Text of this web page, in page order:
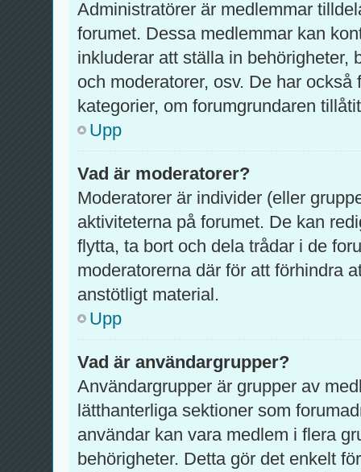
Administratörer är medlemmar
forumet. Dessa medlemmar kan
inkluderar att ställa in behörigheter,
och moderatorer, osv. De har
kategorier, om forumgrundaren
Upp
Vad är moderatorer?
Moderatorer är individer (eller
aktiviteterna på forumet. De kan
flytta, ta bort och dela trådar i de
moderatorerna där för att förhindra
anstötligt material.
Upp
Vad är användargrupper?
Användargrupper är grupper av
lätthanterliga sektioner som
användar kan vara medlem i flera
behörigheter. Detta gör det enkelt